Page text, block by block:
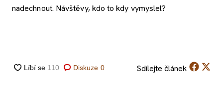
nadechnout. Návštěvy, kdo to kdy vymyslel?
Diskuze 0 Sdílejte článek